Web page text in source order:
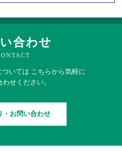
合わせ
ついては こちらから気軽に
わせください。
・お問い合わせ